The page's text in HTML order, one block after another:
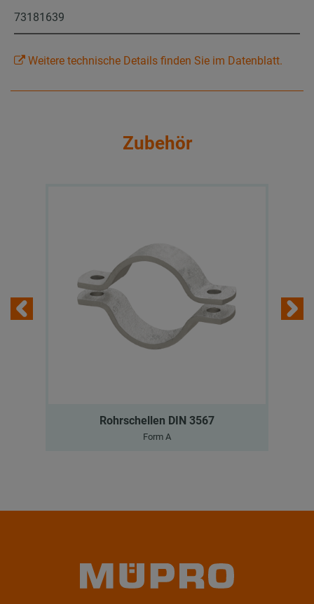
73181639
Weitere technische Details finden Sie im Datenblatt.
Zubehör
Rohrschellen DIN 3567
Form A